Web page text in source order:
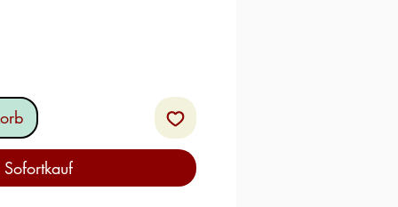
Sofortkauf